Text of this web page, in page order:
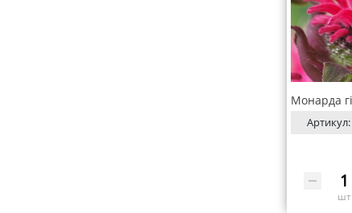
Артикул:
шт